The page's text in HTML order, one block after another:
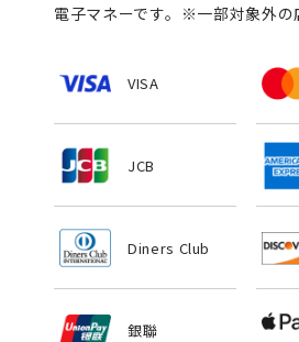
電子マネーです。※一部対象外の
VISA
JCB
Diners Club
銀聯